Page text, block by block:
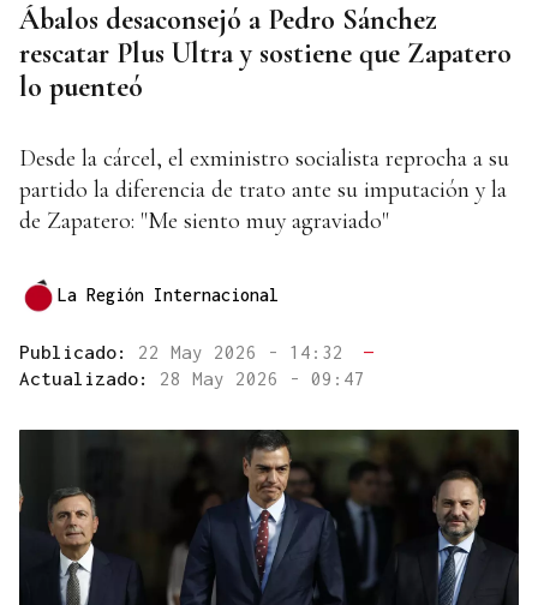
Ábalos desaconsejó a Pedro Sánchez
rescatar Plus Ultra y sostiene que Zapatero
lo puenteó
Desde la cárcel, el exministro socialista reprocha a su
partido la diferencia de trato ante su imputación y la
de Zapatero: "Me siento muy agraviado"
La Región Internacional
Publicado: 22 May 2026 - 14:32
—
Actualizado: 28 May 2026 - 09:47